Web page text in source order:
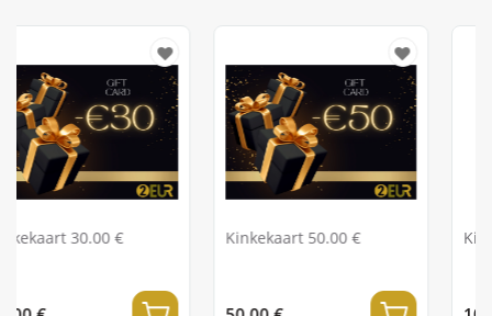
Kinkekaart 50.00 € Kinkekaart 100.00 €